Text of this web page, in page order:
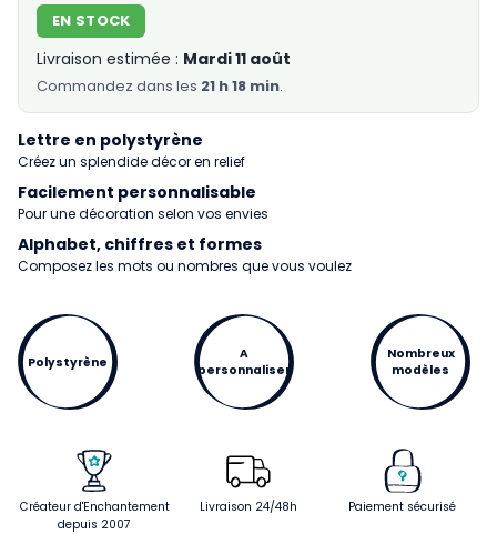
Lettre en polystyrène
Créez un splendide décor en relief
Facilement personnalisable
Pour une décoration selon vos envies
Alphabet, chiffres et formes
Composez les mots ou nombres que vous voulez
EN STOCK
Livraison estimée : Mardi 11 août
Commandez dans les 21 h 18 min.
Polystyrène
A
personnaliser
Nombreux
modèles
Créateur d'Enchantement
depuis 2007
Livraison 24/48h Paiement sécurisé